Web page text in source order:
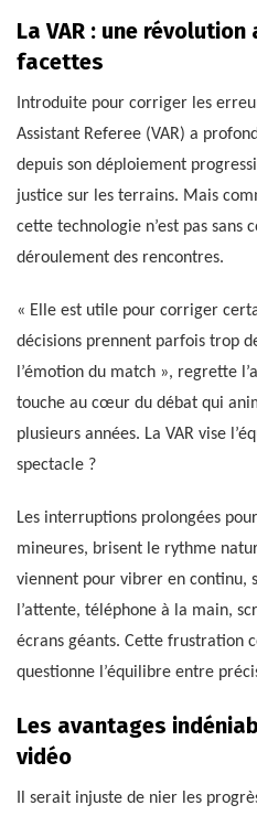
La VAR : une
facettes
Introduite pour corriger les
Assistant Referee (VAR) a
depuis son déploiement
justice sur les terrains. Mais
cette technologie n’est pas sans
déroulement des rencontres.
« Elle est utile pour corriger
décisions prennent parfois trop
l’émotion du match », regrette
touche au cœur du débat qui
plusieurs années. La VAR vise
spectacle ?
Les interruptions prolongées
mineures, brisent le rythme
viennent pour vibrer en continu,
l’attente, téléphone à la main,
écrans géants. Cette frustration
questionne l’équilibre entre
Les avantages
vidéo
Il serait injuste de nier les